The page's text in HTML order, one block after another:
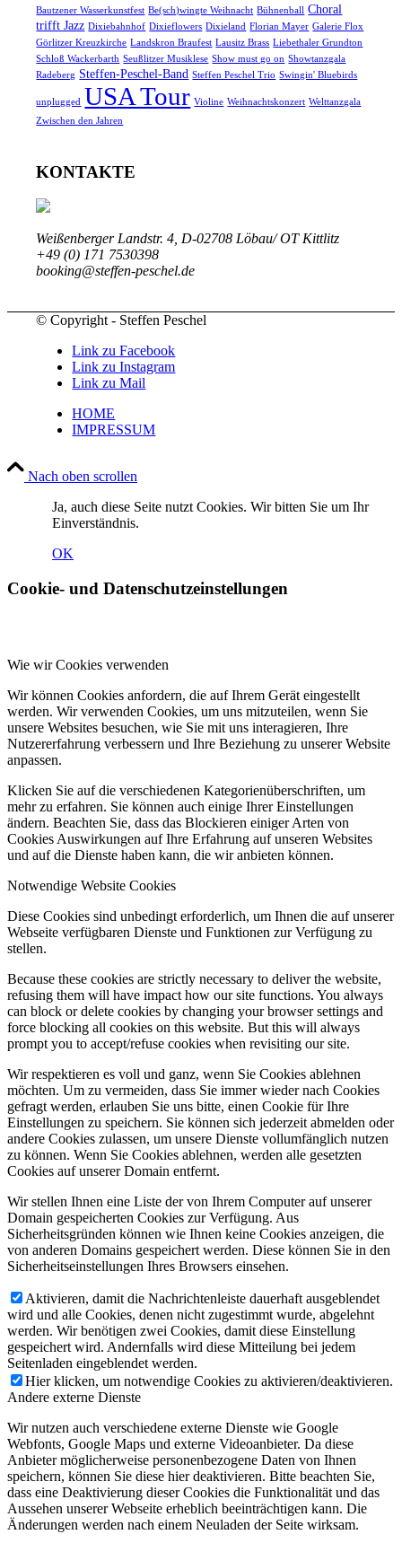
Bautzener Wasserkunstfest Be(sch)wingte Weihnacht Bühnenball Choral
trifft Jazz Dixiebahnhof Dixieflowers Dixieland Florian Mayer Galerie Flox
Görlitzer Kreuzkirche Landskron Braufest Lausitz Brass Liebethaler Grundton
Schloß Wackerbarth Seußlitzer Musiklese Show must go on Showtanzgala
Radeberg Steffen-Peschel-Band Steffen Peschel Trio Swingin' Bluebirds
unplugged USA Tour Violine Weihnachtskonzert Welttanzgala
Zwischen den Jahren
KONTAKTE
Weißenberger Landstr. 4, D-02708 Löbau/ OT Kittlitz
+49 (0) 171 7530398
booking@steffen-peschel.de
© Copyright - Steffen Peschel
Link zu Facebook
Link zu Instagram
Link zu Mail
HOME
IMPRESSUM
Nach oben scrollen
Ja, auch diese Seite nutzt Cookies. Wir bitten Sie um Ihr
Einverständnis.
OK
Cookie- und Datenschutzeinstellungen
Wie wir Cookies verwenden
Wir können Cookies anfordern, die auf Ihrem Gerät eingestellt
werden. Wir verwenden Cookies, um uns mitzuteilen, wenn Sie
unsere Websites besuchen, wie Sie mit uns interagieren, Ihre
Nutzererfahrung verbessern und Ihre Beziehung zu unserer Website
anpassen.
Klicken Sie auf die verschiedenen Kategorienüberschriften, um
mehr zu erfahren. Sie können auch einige Ihrer Einstellungen
ändern. Beachten Sie, dass das Blockieren einiger Arten von
Cookies Auswirkungen auf Ihre Erfahrung auf unseren Websites
und auf die Dienste haben kann, die wir anbieten können.
Notwendige Website Cookies
Diese Cookies sind unbedingt erforderlich, um Ihnen die auf unserer
Webseite verfügbaren Dienste und Funktionen zur Verfügung zu
stellen.
Because these cookies are strictly necessary to deliver the website,
refusing them will have impact how our site functions. You always
can block or delete cookies by changing your browser settings and
force blocking all cookies on this website. But this will always
prompt you to accept/refuse cookies when revisiting our site.
Wir respektieren es voll und ganz, wenn Sie Cookies ablehnen
möchten. Um zu vermeiden, dass Sie immer wieder nach Cookies
gefragt werden, erlauben Sie uns bitte, einen Cookie für Ihre
Einstellungen zu speichern. Sie können sich jederzeit abmelden oder
andere Cookies zulassen, um unsere Dienste vollumfänglich nutzen
zu können. Wenn Sie Cookies ablehnen, werden alle gesetzten
Cookies auf unserer Domain entfernt.
Wir stellen Ihnen eine Liste der von Ihrem Computer auf unserer
Domain gespeicherten Cookies zur Verfügung. Aus
Sicherheitsgründen können wie Ihnen keine Cookies anzeigen, die
von anderen Domains gespeichert werden. Diese können Sie in den
Sicherheitseinstellungen Ihres Browsers einsehen.
Aktivieren, damit die Nachrichtenleiste dauerhaft ausgeblendet
wird und alle Cookies, denen nicht zugestimmt wurde, abgelehnt
werden. Wir benötigen zwei Cookies, damit diese Einstellung
gespeichert wird. Andernfalls wird diese Mitteilung bei jedem
Seitenladen eingeblendet werden.
Hier klicken, um notwendige Cookies zu aktivieren/deaktivieren.
Andere externe Dienste
Wir nutzen auch verschiedene externe Dienste wie Google
Webfonts, Google Maps und externe Videoanbieter. Da diese
Anbieter möglicherweise personenbezogene Daten von Ihnen
speichern, können Sie diese hier deaktivieren. Bitte beachten Sie,
dass eine Deaktivierung dieser Cookies die Funktionalität und das
Aussehen unserer Webseite erheblich beeinträchtigen kann. Die
Änderungen werden nach einem Neuladen der Seite wirksam.